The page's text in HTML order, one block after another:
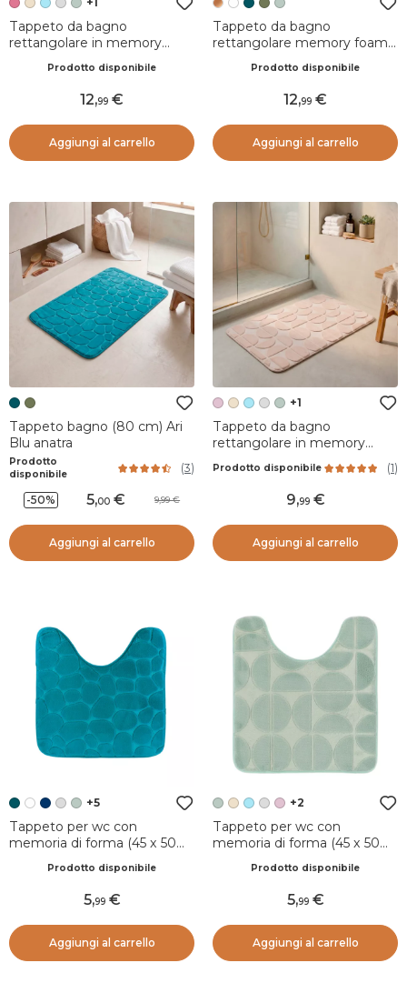
Tappeto da bagno
rettangolare in memory
Rosa cipriaProdotto disponibile
12,99
Aggiungi al carrello
Tappeto da bagno
rettangolare memory foam
Prodotto disponibile
12,99
Aggiungi al carrello
Tappeto bagno (80 cm) Ari
Blu anatra
Prodotto
disponibile
(3)
-50% 5,00 9,99
Aggiungi al carrello
+1
Tappeto da bagno
rettangolare in memory
Rosa cipria
Prodotto disponibile (1)
9,99
Aggiungi al carrello
+5
Tappeto per wc con
memoria di forma (45 x 50
Prodotto disponibile
5,99
Aggiungi al carrello
+2
Tappeto per wc con
memoria di forma (45 x 50
Prodotto disponibile
5,99
Aggiungi al carrello